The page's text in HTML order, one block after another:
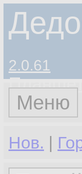
2.0.61
Меню
Нов. |